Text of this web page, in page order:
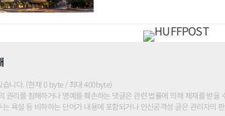
습니다. (현재 0 byte / 최대 400byte)
권리를 침해하거나 명예를 훼손하는 댓글은 관련 법률에 의해 제재를 받을
는 욕설 등 비하하는 단어가 내용에 포함되거나 인신공격성 글은 관리자의